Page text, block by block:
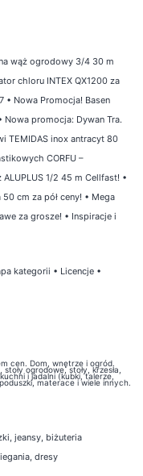
wąż ogrodowy 3/4 30 m
chloru INTEX QX1200 za
• Nowa Promocja! Basen
Nowa promocja: Dywan Tra.
TEMIDAS inox antracyt 80
CORFU –
ALUPLUS 1/2 45 m Cellfast! •
cm za pół ceny! • Mega
za grosze! • Inspiracje i
kategorii • Licencje •
cen. Dom, wnętrze i ogród.
ogrodowe, stoły, krzesła,
i jadalni (kubki, talerze,
materace i wiele innych.
, jeansy, biżuteria
, dresy